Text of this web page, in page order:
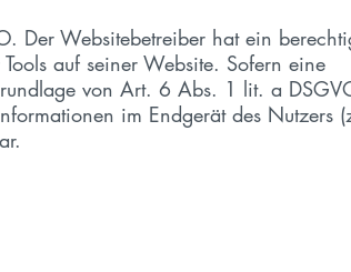
Der Websitebetreiber hat ein
auf seiner Website. Sofern eine
von Art. 6 Abs. 1 lit. a
im Endgerät des Nutzers